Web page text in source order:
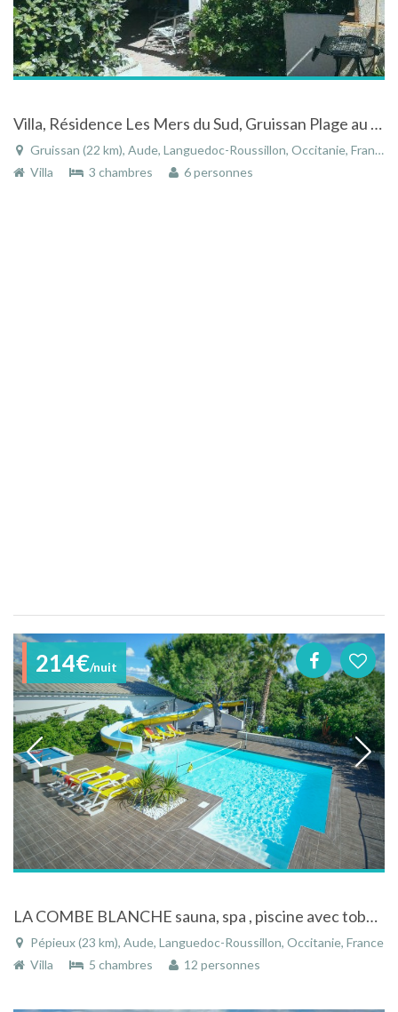
Villa, Résidence Les Mers du Sud, Gruissan Plage au coeur du Languedoc Roussillon, Aude
Gruissan (22 km), Aude, Languedoc-Roussillon, Occitanie, France
Villa
3 chambres 6 personnes
214€/nuit
LA COMBE BLANCHE sauna, spa , piscine avec toboggan aquatique 18 ml
Pépieux (23 km), Aude, Languedoc-Roussillon, Occitanie, France
Villa
5 chambres 12 personnes